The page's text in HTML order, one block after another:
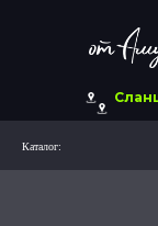
Каталог: